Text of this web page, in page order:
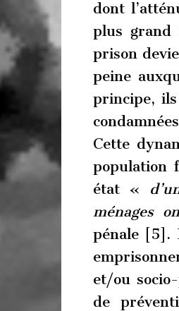
dont
plus grand
prison
peine
principe,
Cette
population
état «
ménages
pénale [5].
et/ou
de